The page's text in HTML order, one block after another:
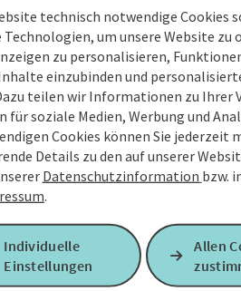
technisch notwendige Cookies
um unsere Website zu
zu personalisieren,
einzubinden und
teilen wir Informationen zu Ihrer
soziale Medien, Werbung und
Cookies können Sie jederzeit
Details zu den auf unserer
Datenschutzinformation bzw.
.
Individuelle
Einstellungen
Allen